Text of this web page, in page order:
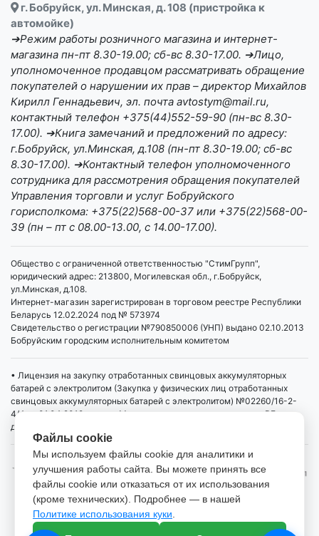
г. Бобруйск, ул. Минская, д. 108 (пристройка к
автомойке)
➔Режим работы розничного магазина и интернет-
магазина пн-пт 8.30-19.00; сб-вс 8.30-17.00. ➔Лицо,
уполномоченное продавцом рассматривать обращение
покупателей о нарушении их прав – директор Михайлов
Кирилл Геннадьевич, эл. почта avtostym@mail.ru,
контактный телефон +375(44)552-59-90 (пн-вс 8.30-
17.00). ➔Книга замечаний и предложений по адресу:
г.Бобруйск, ул.Минская, д.108 (пн-пт 8.30-19.00; сб-вс
8.30-17.00). ➔Контактный телефон уполномоченного
сотрудника для рассмотрения обращения покупателей
Управления торговли и услуг Бобруйского
горисполкома: +375(22)568-00-37 или +375(22)568-00-
39 (пн – пт с 08.00-13.00, с 14.00-17.00).
Общество с ограниченной ответственностью "СтимГрупп",
юридический адрес: 213800, Могилевская обл., г.Бобруйск,
ул.Минская, д.108.
Интернет-магазин зарегистрирован в торговом реестре Республики
Беларусь 12.02.2024 под № 573974
Свидетельство о регистрации №790850006 (УНП) выдано 02.10.2013
Бобруйским городским исполнительным комитетом
• Лицензия на закупку отработанных свинцовых аккумуляторных
батарей с электролитом (Закупка у физических лиц отработанных
свинцовых аккумуляторных батарей с электролитом) №02260/16-2-
4/4 от 01.04.2019 выдана Министерством промышленности РБ,
действует бессрочно
Файлы cookie
Мы используем файлы cookie для аналитики и
улучшения работы сайта. Вы можете принять все
файлы cookie или отказаться от их использования
(кроме технических). Подробнее — в нашей
Политике использования куки